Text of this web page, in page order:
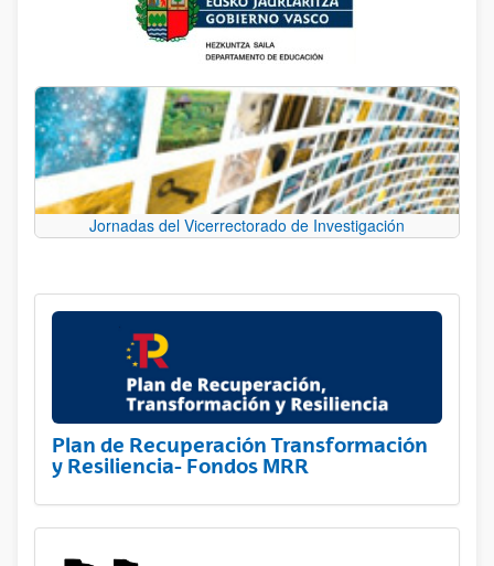
Jornadas del Vicerrectorado de Investigación
Plan de Recuperación Transformación
y Resiliencia- Fondos MRR